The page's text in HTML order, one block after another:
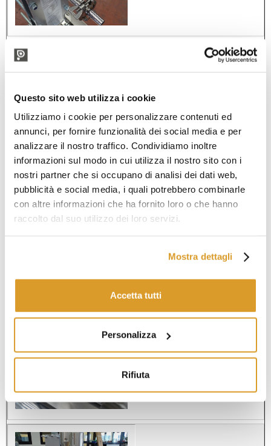
Questo sito web utilizza i cookie
Utilizziamo i cookie per personalizzare contenuti ed
annunci, per fornire funzionalità dei social media e per
analizzare il nostro traffico. Condividiamo inoltre
informazioni sul modo in cui utilizza il nostro sito con i
nostri partner che si occupano di analisi dei dati web,
pubblicità e social media, i quali potrebbero combinarle
con altre informazioni che ha fornito loro o che hanno
raccolto dal suo utilizzo dei loro servizi.
Mostra dettagli
Accetta tutti
Personalizza
Rifiuta